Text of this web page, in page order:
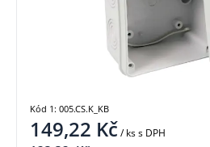
149,22 Kč/ kss DPH
Kód 1: 005.CS.K_KB